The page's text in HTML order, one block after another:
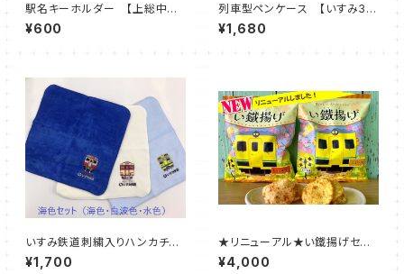
駅名キーホルダー 【上総中川
駅】
¥600
列車型ペンケース 【いすみ35
2 / キハ52-125 / キハ2
8-2346）】
¥1,680
いすみ鉄道刺繍入りハンカチセ
ット（海色セット・山色セット）
¥1,700
★リニューアル★い鐵揚げセット
（しょうゆ味・カレー味）
¥4,000